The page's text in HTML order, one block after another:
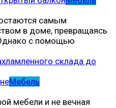
самым
в доме, превращаясь
с помощью
склада до
Мебель
мебели и не вечная